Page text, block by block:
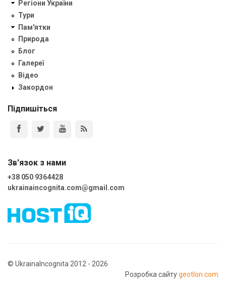
Регіони України
Тури
Пам'ятки
Природа
Блог
Галереї
Відео
Закордон
Підпишіться
Зв'язок з нами
+38 050 9364428
ukrainaincognita.com@gmail.com
© UkrainaIncognita 2012 - 2026
Розробка сайтуgeotlon.com